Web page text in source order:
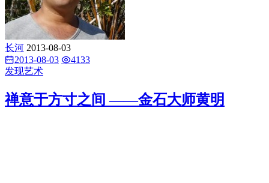
长河 2013-08-03
2013-08-03
4133
发现艺术
禅意于方寸之间 ——金石大师黄明